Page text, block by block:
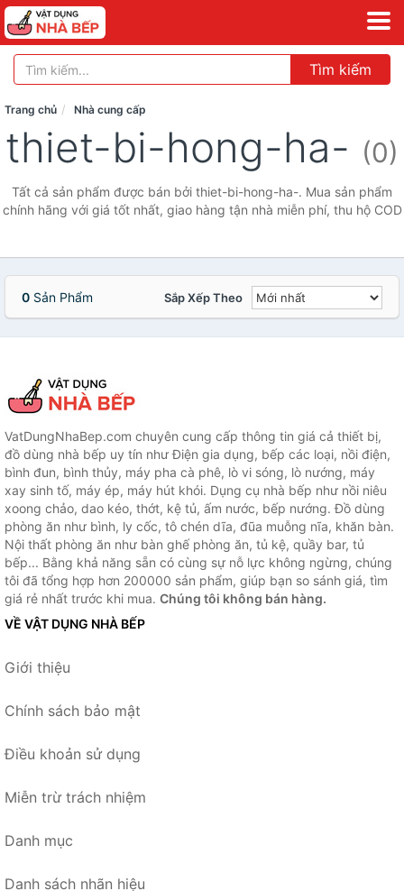
Tìm kiếm
Trang chủ Nhà cung cấp
thiet-bi-hong-ha- (0)
Tất cả sản phẩm được bán bởi thiet-bi-hong-ha-. Mua sản phẩm
chính hãng với giá tốt nhất, giao hàng tận nhà miễn phí, thu hộ COD
0 Sản Phẩm Sắp Xếp Theo
VatDungNhaBep.com chuyên cung cấp thông tin giá cả thiết bị,
đồ dùng nhà bếp uy tín như Điện gia dụng, bếp các loại, nồi điện,
bình đun, bình thủy, máy pha cà phê, lò vi sóng, lò nướng, máy
xay sinh tố, máy ép, máy hút khói. Dụng cụ nhà bếp như nồi niêu
xoong chảo, dao kéo, thớt, kệ tủ, ấm nước, bếp nướng. Đồ dùng
phòng ăn như bình, ly cốc, tô chén dĩa, đũa muỗng nĩa, khăn bàn.
Nội thất phòng ăn như bàn ghế phòng ăn, tủ kệ, quầy bar, tủ
bếp... Bằng khả năng sẵn có cùng sự nỗ lực không ngừng, chúng
tôi đã tổng hợp hơn 200000 sản phẩm, giúp bạn so sánh giá, tìm
giá rẻ nhất trước khi mua. Chúng tôi không bán hàng.
VỀ VẬT DỤNG NHÀ BẾP
Giới thiệu
Chính sách bảo mật
Điều khoản sử dụng
Miễn trừ trách nhiệm
Danh mục
Danh sách nhãn hiệu